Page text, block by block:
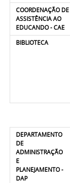
COORDENAÇÃO DE
ASSISTÊNCIA AO
EDUCANDO - CAE
BIBLIOTECA
DEPARTAMENTO
DE
ADMINISTRAÇÃO
E
PLANEJAMENTO -
DAP